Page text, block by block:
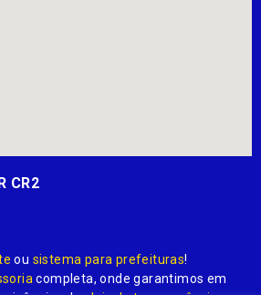
CR2
ou sistema para prefeituras!
completa, onde garantimos em